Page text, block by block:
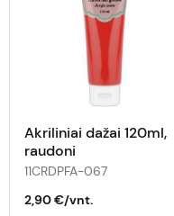
Akriliniai dažai 120ml,
raudoni
11CRDPFA-067
2,90 €/vnt.